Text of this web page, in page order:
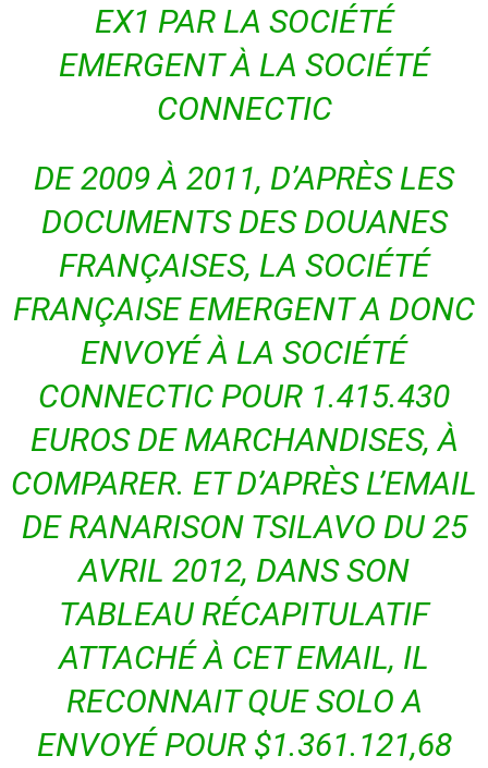
EX1 PAR LA SOCIÉTÉ
EMERGENT À LA SOCIÉTÉ
CONNECTIC
DE 2009 À 2011, D’APRÈS LES
DOCUMENTS DES DOUANES
FRANÇAISES, LA SOCIÉTÉ
FRANÇAISE EMERGENT A DONC
ENVOYÉ À LA SOCIÉTÉ
CONNECTIC POUR 1.415.430
EUROS DE MARCHANDISES, À
COMPARER. ET D’APRÈS L’EMAIL
DE RANARISON TSILAVO DU 25
AVRIL 2012, DANS SON
TABLEAU RÉCAPITULATIF
ATTACHÉ À CET EMAIL, IL
RECONNAIT QUE SOLO A
ENVOYÉ POUR $1.361.121,68